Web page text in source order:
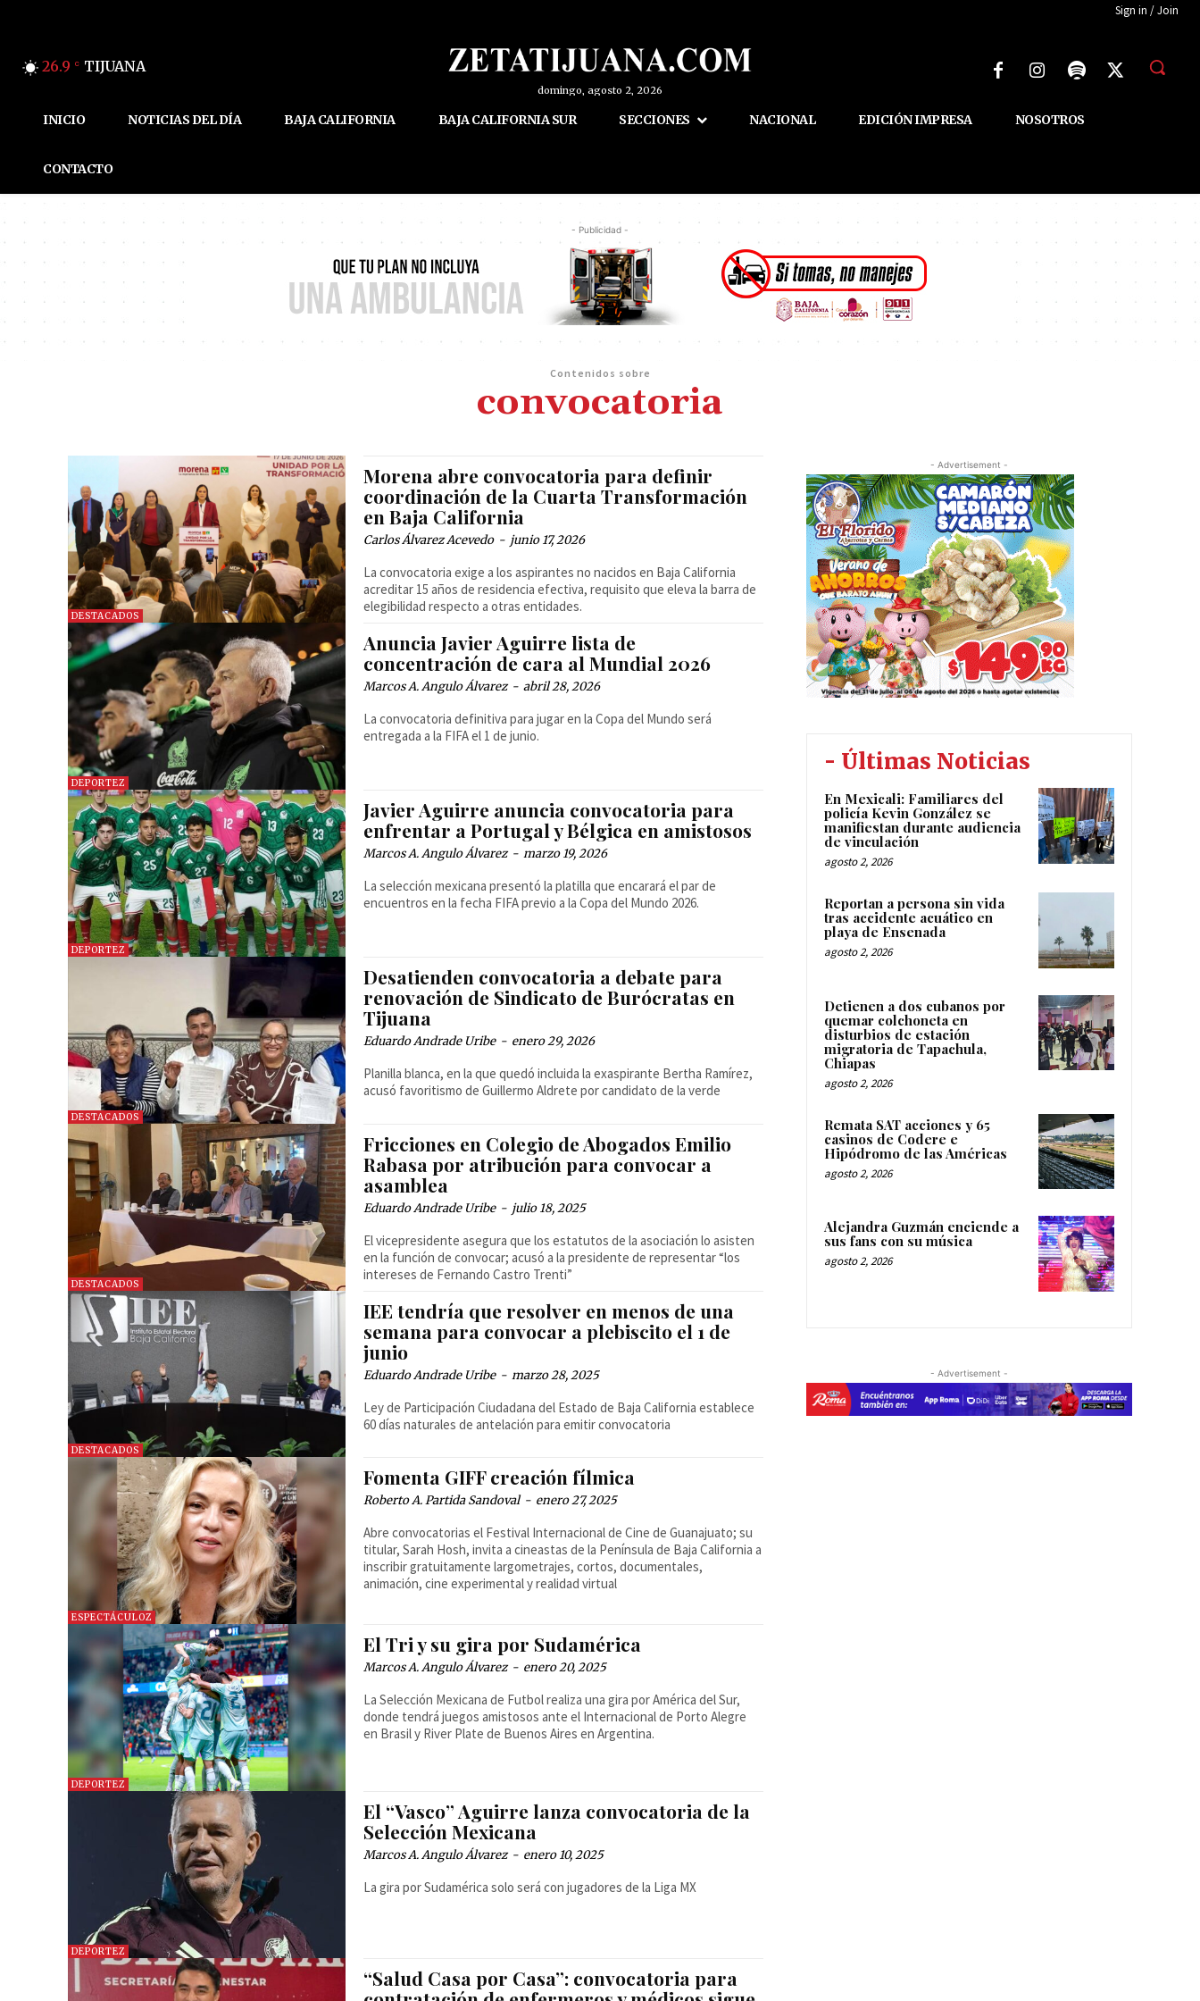
Sign in / Join
26.9 C TIJUANA
domingo, agosto 2, 2026
INICIO NOTICIAS DEL DÍA BAJA CALIFORNIA BAJA CALIFORNIA SUR SECCIONES NACIONAL EDICIÓN IMPRESA NOSOTROS
CONTACTO
- Publicidad -
Contenidos sobre
convocatoria
DESTACADOS
Morena abre convocatoria para definir
coordinación de la Cuarta Transformación
en Baja California
Carlos Álvarez Acevedo - junio 17, 2026
La convocatoria exige a los aspirantes no nacidos en Baja California
acreditar 15 años de residencia efectiva, requisito que eleva la barra de
elegibilidad respecto a otras entidades.
DEPORTEZ
Anuncia Javier Aguirre lista de
concentración de cara al Mundial 2026
Marcos A. Angulo Álvarez - abril 28, 2026
La convocatoria definitiva para jugar en la Copa del Mundo será
entregada a la FIFA el 1 de junio.
DEPORTEZ
Javier Aguirre anuncia convocatoria para
enfrentar a Portugal y Bélgica en amistosos
Marcos A. Angulo Álvarez - marzo 19, 2026
La selección mexicana presentó la platilla que encarará el par de
encuentros en la fecha FIFA previo a la Copa del Mundo 2026.
DESTACADOS
Desatienden convocatoria a debate para
renovación de Sindicato de Burócratas en
Tijuana
Eduardo Andrade Uribe - enero 29, 2026
Planilla blanca, en la que quedó incluida la exaspirante Bertha Ramírez,
acusó favoritismo de Guillermo Aldrete por candidato de la verde
DESTACADOS
Fricciones en Colegio de Abogados Emilio
Rabasa por atribución para convocar a
asamblea
Eduardo Andrade Uribe - julio 18, 2025
El vicepresidente asegura que los estatutos de la asociación lo asisten
en la función de convocar; acusó a la presidente de representar “los
intereses de Fernando Castro Trenti”
DESTACADOS
IEE tendría que resolver en menos de una
semana para convocar a plebiscito el 1 de
junio
Eduardo Andrade Uribe - marzo 28, 2025
Ley de Participación Ciudadana del Estado de Baja California establece
60 días naturales de antelación para emitir convocatoria
ESPECTÁCULOZ
Fomenta GIFF creación fílmica
Roberto A. Partida Sandoval - enero 27, 2025
Abre convocatorias el Festival Internacional de Cine de Guanajuato; su
titular, Sarah Hosh, invita a cineastas de la Península de Baja California a
inscribir gratuitamente largometrajes, cortos, documentales,
animación, cine experimental y realidad virtual
DEPORTEZ
El Tri y su gira por Sudamérica
Marcos A. Angulo Álvarez - enero 20, 2025
La Selección Mexicana de Futbol realiza una gira por América del Sur,
donde tendrá juegos amistosos ante el Internacional de Porto Alegre
en Brasil y River Plate de Buenos Aires en Argentina.
DEPORTEZ
El “Vasco” Aguirre lanza convocatoria de la
Selección Mexicana
Marcos A. Angulo Álvarez - enero 10, 2025
La gira por Sudamérica solo será con jugadores de la Liga MX
“Salud Casa por Casa”: convocatoria para
- Advertisement -
- Últimas Noticias
En Mexicali: Familiares del
policía Kevin González se
manifiestan durante audiencia
de vinculación
agosto 2, 2026
Reportan a persona sin vida
tras accidente acuático en
playa de Ensenada
agosto 2, 2026
Detienen a dos cubanos por
quemar colchoneta en
disturbios de estación
migratoria de Tapachula,
Chiapas
agosto 2, 2026
Remata SAT acciones y 65
casinos de Codere e
Hipódromo de las Américas
agosto 2, 2026
Alejandra Guzmán enciende a
sus fans con su música
agosto 2, 2026
- Advertisement -